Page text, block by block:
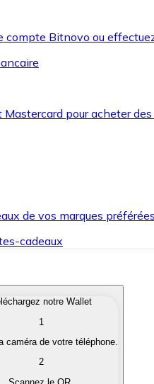
compte Bitnovo ou
pour acheter
de vos marques
cadeaux
qui vous intéressent
en monnaie
notre Wallet
1
caméra de votre téléphone.
2